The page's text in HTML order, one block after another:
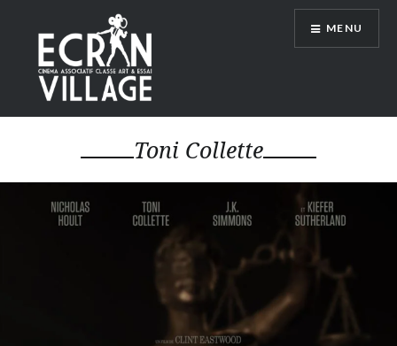
contenu
principal
ÉCRAN VILLAGE
MENU
Toni Collette